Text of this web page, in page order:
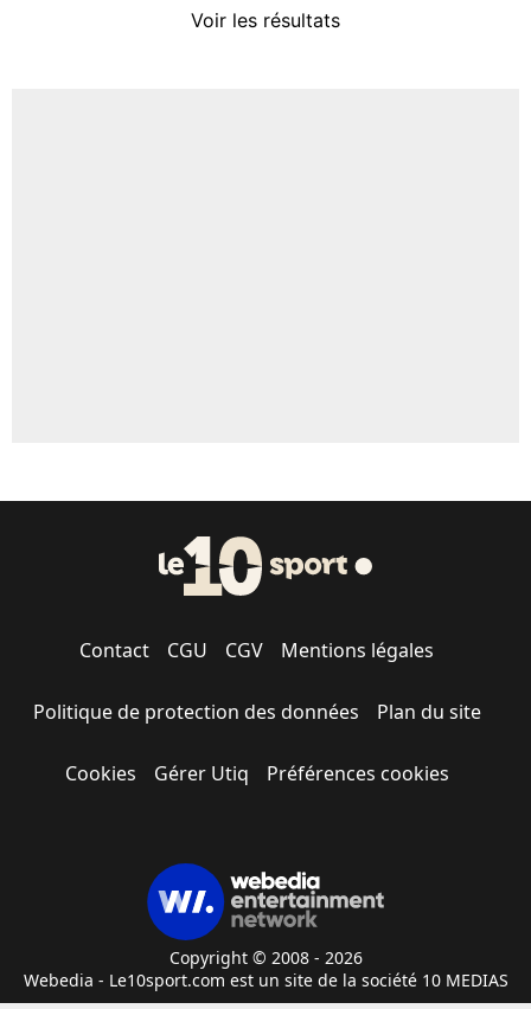
Voir les résultats
Contact CGU CGV Mentions légales
Politique de protection des données Plan du site
Cookies Gérer Utiq Préférences cookies
Copyright © 2008 - 2026
Webedia - Le10sport.com est un site de la société 10 MEDIAS